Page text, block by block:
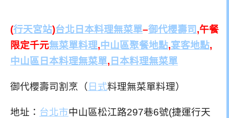
(行天宮站)台北日本料理無菜單–御代櫻壽司 ,午餐
限定千元無菜單料理,中山區聚餐地點,宴客地點,
中山區日本料理無菜單, 日本料理無菜單
御代櫻壽司割烹（日式料理無菜單料理）
地址： 台北市中山區松江路297巷6號(捷運行天